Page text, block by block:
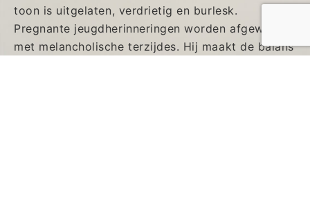
toon is uitgelaten, verdrietig en burlesk.
Pregnante jeugdherinneringen worden afgewisseld
met melancholische terzijdes. Hij maakt de balans